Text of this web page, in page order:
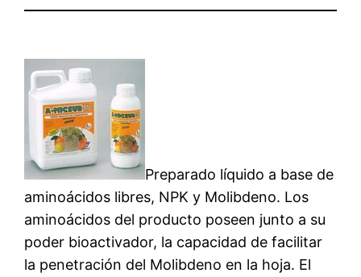
Preparado líquido a base de
aminoácidos libres, NPK y Molibdeno. Los
aminoácidos del producto poseen junto a su
poder bioactivador, la capacidad de facilitar
la penetración del Molibdeno en la hoja. El